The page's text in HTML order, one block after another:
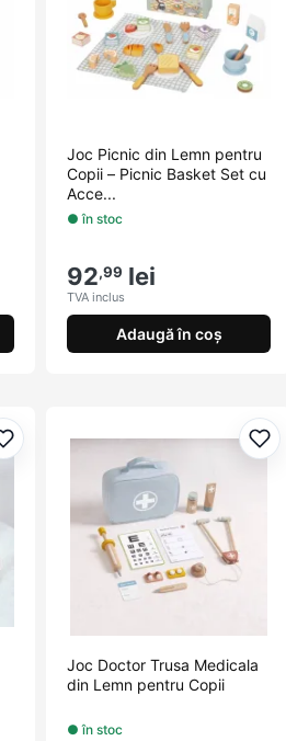
Joc Picnic din Lemn pentru
Copii – Picnic Basket Set cu
Acce...
● în stoc
92,99 lei
TVA inclus
Adaugă în coș
Adaugă la favorite
Joc Doctor Trusa Medicala
din Lemn pentru Copii
● în stoc